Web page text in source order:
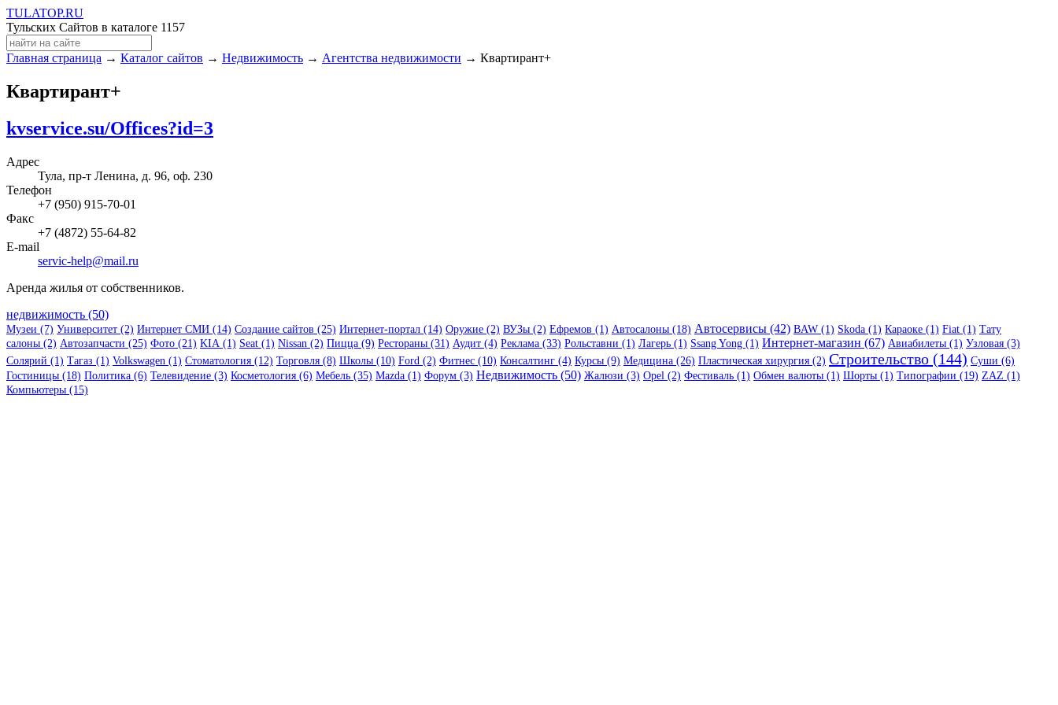
TULATOP.RU
Тульских Сайтов в каталоге 1157
Главная страница → Каталог сайтов → Недвижимость → Агентства недвижимости → Квартирант+
Квартирант+
kvservice.su/Offices?id=3
Адрес
Тула, пр-т Ленина, д. 96, оф. 230
Телефон
+7 (950) 915-70-01
Факс
+7 (4872) 55-64-82
E-mail
servic-help@mail.ru
Аренда жилья от собственников.
недвижимость (50)
Музеи (7) Университет (2) Интернет СМИ (14) Создание сайтов (25) Интернет-портал (14) Оружие (2) ВУЗы (2) Ефремов (1) Автосалоны (18) Автосервисы (42) BAW (1) Skoda (1) Караоке (1) Fiat (1) Тату
салоны (2) Автозапчасти (25) Фото (21) KIA (1) Seat (1) Nissan (2) Пицца (9) Рестораны (31) Аудит (4) Реклама (33) Рольставни (1) Лагерь (1) Ssang Yong (1) Интернет-магазин (67) Авиабилеты (1) Узловая (3)
Солярий (1) Тагаз (1) Volkswagen (1) Стоматология (12) Торговля (8) Школы (10) Ford (2) Фитнес (10) Консалтинг (4) Курсы (9) Медицина (26) Пластическая хирургия (2) Строительство (144) Суши (6)
Гостиницы (18) Политика (6) Телевидение (3) Косметология (6) Мебель (35) Mazda (1) Форум (3) Недвижимость (50) Жалюзи (3) Opel (2) Фестиваль (1) Обмен валюты (1) Шорты (1) Типографии (19) ZAZ (1)
Компьютеры (15)